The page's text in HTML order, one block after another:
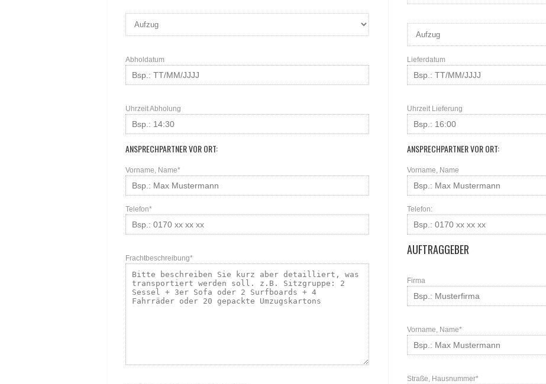
Abholdatum
Uhrzeit Abholung
ANSPRECHPARTNER VOR ORT:
Vorname, Name*
Telefon*
Frachtbeschreibung*
Lieferdatum
Uhrzeit Lieferung
ANSPRECHPARTNER VOR ORT:
Vorname, Name
Telefon:
AUFTRAGGEBER
Firma
Vorname, Name*
Straße, Hausnummer*